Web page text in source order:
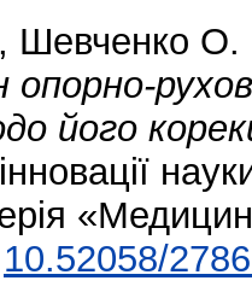
, Шевченко
його
10.52058/